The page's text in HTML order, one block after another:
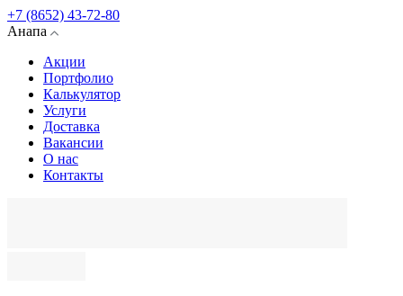
+7 (8652) 43-72-80
Анапа
Акции
Портфолио
Калькулятор
Услуги
Доставка
Вакансии
О нас
Контакты